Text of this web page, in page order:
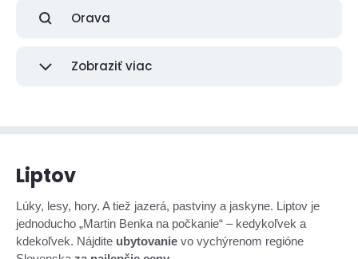
Orava
Zobraziť viac
Liptov
Lúky, lesy, hory. A tiež jazerá, pastviny a jaskyne. Liptov je
jednoducho „Martin Benka na počkanie“ – kedykoľvek a
kdekoľvek. Nájdite ubytovanie vo vychýrenom regióne